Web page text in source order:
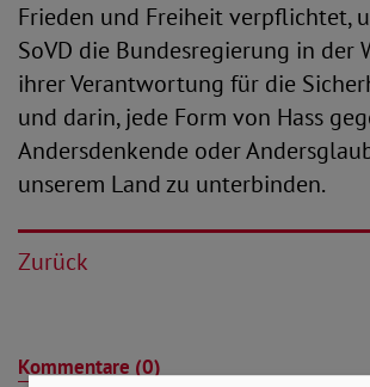
Frieden und Freiheit verpflichtet,
SoVD die Bundesregierung in der
ihrer Verantwortung für die
und darin, jede Form von Hass
Andersdenkende oder
unserem Land zu unterbinden.
Zurück
Kommentare (0)